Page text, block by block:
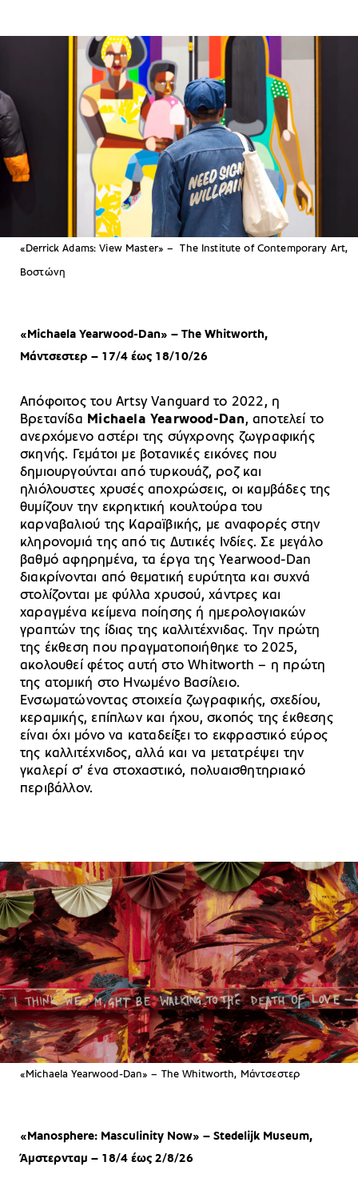
«Derrick Adams: View Master» – The Institute of Contemporary Art,
Βοστώνη
«Michaela Yearwood-Dan» – The Whitworth,
Μάντσεστερ – 17/4 έως 18/10/26
Απόφοιτος του Artsy Vanguard το 2022, η
Βρετανίδα Michaela Yearwood-Dan, αποτελεί το
ανερχόμενο αστέρι της σύγχρονης ζωγραφικής
σκηνής. Γεμάτοι με βοτανικές εικόνες που
δημιουργούνται από τυρκουάζ, ροζ και
ηλιόλουστες χρυσές αποχρώσεις, οι καμβάδες της
θυμίζουν την εκρηκτική κουλτούρα του
καρναβαλιού της Καραϊβικής, με αναφορές στην
κληρονομιά της από τις Δυτικές Ινδίες. Σε μεγάλο
βαθμό αφηρημένα, τα έργα της Yearwood-Dan
διακρίνονται από θεματική ευρύτητα και συχνά
στολίζονται με φύλλα χρυσού, χάντρες και
χαραγμένα κείμενα ποίησης ή ημερολογιακών
γραπτών της ίδιας της καλλιτέχνιδας. Την πρώτη
της έκθεση που πραγματοποιήθηκε το 2025,
ακολουθεί φέτος αυτή στο Whitworth – η πρώτη
της ατομική στο Ηνωμένο Βασίλειο.
Ενσωματώνοντας στοιχεία ζωγραφικής, σχεδίου,
κεραμικής, επίπλων και ήχου, σκοπός της έκθεσης
είναι όχι μόνο να καταδείξει το εκφραστικό εύρος
της καλλιτέχνιδος, αλλά και να μετατρέψει την
γκαλερί σ’ ένα στοχαστικό, πολυαισθητηριακό
περιβάλλον.
«Michaela Yearwood-Dan» – The Whitworth, Μάντσεστερ
«Manosphere: Masculinity Now» – Stedelijk Museum,
Άμστερνταμ – 18/4 έως 2/8/26